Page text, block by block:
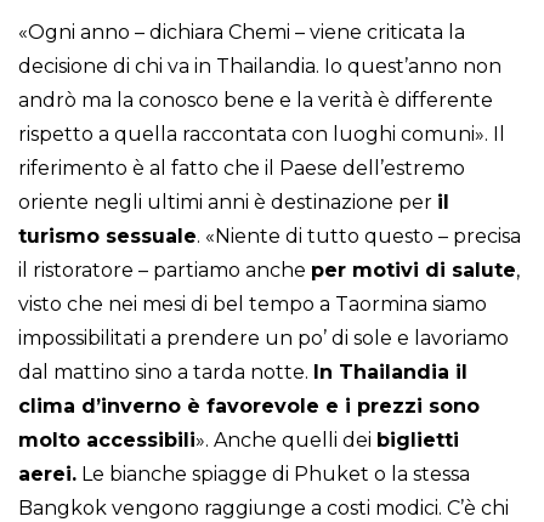
«Ogni anno – dichiara Chemi – viene criticata la
decisione di chi va in Thailandia. Io quest’anno non
andrò ma la conosco bene e la verità è differente
rispetto a quella raccontata con luoghi comuni». Il
riferimento è al fatto che il Paese dell’estremo
oriente negli ultimi anni è destinazione per il
turismo sessuale. «Niente di tutto questo – precisa
il ristoratore – partiamo anche per motivi di salute,
visto che nei mesi di bel tempo a Taormina siamo
impossibilitati a prendere un po’ di sole e lavoriamo
dal mattino sino a tarda notte. In Thailandia il
clima d’inverno è favorevole e i prezzi sono
molto accessibili». Anche quelli dei biglietti
aerei. Le bianche spiagge di Phuket o la stessa
Bangkok vengono raggiunge a costi modici. C’è chi